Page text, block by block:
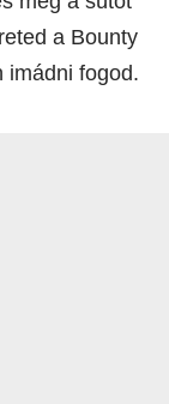
a Bounty
imádni fogod.